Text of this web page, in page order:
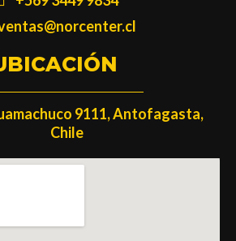
9111, Antofagasta,
Chile